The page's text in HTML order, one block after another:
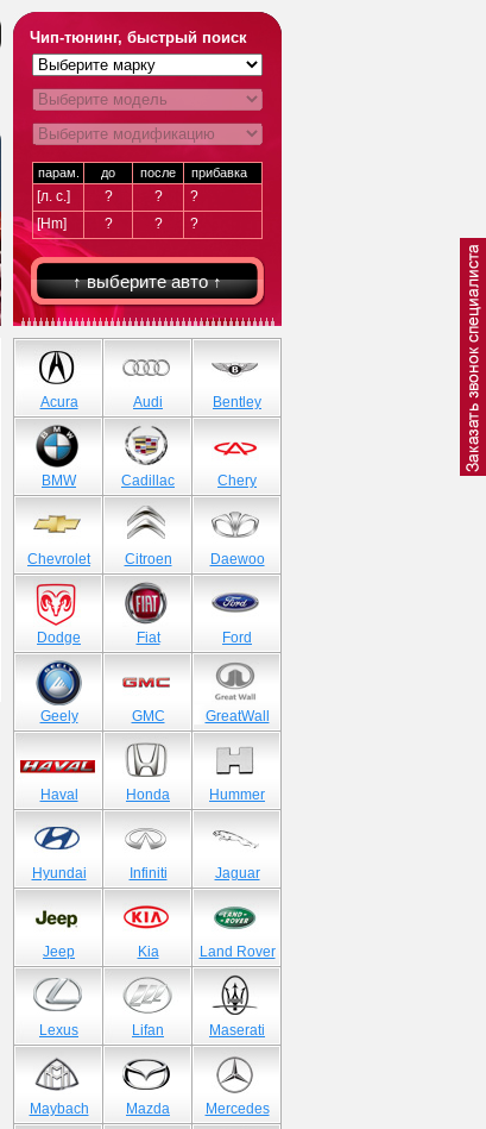
Чип-тюнинг, быстрый поиск
парам. до после прибавка
[л. с.] ? ?
?
[Hm]
? ? ?
↑ выберите авто ↑
Acura Audi Bentley
BMW Cadillac Chery
Chevrolet Citroen Daewoo
Dodge Fiat Ford
Geely GMC GreatWall
Haval Honda Hummer
Hyundai Infiniti Jaguar
Jeep Kia Land Rover
Lexus Lifan Maserati
Maybach Mazda Mercedes